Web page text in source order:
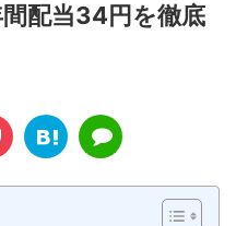
配当34円を徹底